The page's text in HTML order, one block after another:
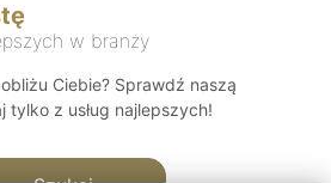
w branży
Ciebie? Sprawdź naszą
tylko z usług najlepszych!